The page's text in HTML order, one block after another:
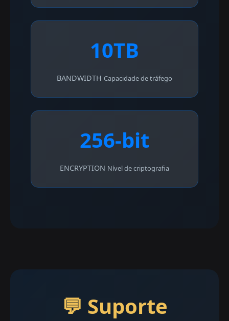
10TB
BANDWIDTH Capacidade de tráfego
256-bit
ENCRYPTION Nível de criptografia
💬 Suporte